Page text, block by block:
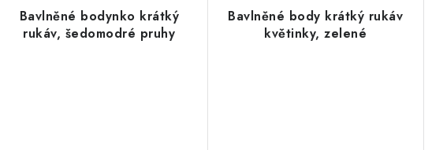
Bavlněné bodynko krátký
rukáv, šedomodré pruhy
Bavlněné body krátký rukáv
květinky, zelené